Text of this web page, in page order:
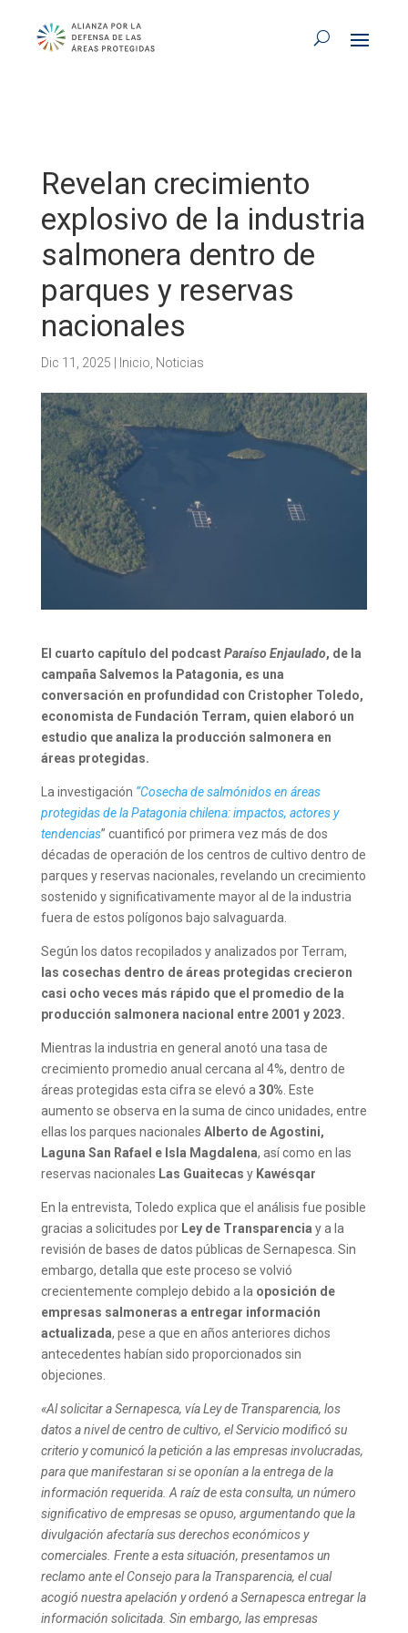
Revelan crecimiento
explosivo de la industria
salmonera dentro de
parques y reservas
nacionales
Dic 11, 2025 Inicio Noticias
El cuarto capítulo del podcastParaíso Enjaulado, de la
campaña Salvemos la Patagonia, es una
conversación en profundidad con Cristopher Toledo,
economista de Fundación Terram, quien elaboró un
estudio que analiza la producción salmonera en
áreas protegidas.
La investigación “Cosecha de salmónidos en áreas
protegidas de la Patagonia chilena: impactos, actores y
tendencias” cuantificó por primera vez más de dos
décadas de operación de los centros de cultivo dentro de
parques y reservas nacionales, revelando un crecimiento
sostenido y significativamente mayor al de la industria
fuera de estos polígonos bajo salvaguarda.
Según los datos recopilados y analizados por Terram,
las cosechas dentro de áreas protegidas crecieron
casi ocho veces más rápido que el promedio de la
producción salmonera nacional entre 2001 y 2023.
Mientras la industria en general anotó una tasa de
crecimiento promedio anual cercana al 4%, dentro de
áreas protegidas esta cifra se elevó a 30% . Este
aumento se observa en la suma de cinco unidades, entre
ellas los parques nacionales Alberto de Agostini,
Laguna San Rafael e Isla Magdalena, así como en las
reservas nacionales Las Guaitecas y Kawésqar
En la entrevista, Toledo explica que el análisis fue posible
gracias a solicitudes por Ley de Transparencia y a la
revisión de bases de datos públicas de Sernapesca. Sin
embargo, detalla que este proceso se volvió
crecientemente complejo debido a la oposición de
empresas salmoneras a entregar información
actualizada, pese a que en años anteriores dichos
antecedentes habían sido proporcionados sin
objeciones.
«Al solicitar a Sernapesca, vía Ley de Transparencia, los
datos a nivel de centro de cultivo, el Servicio modificó su
criterio y comunicó la petición a las empresas involucradas,
para que manifestaran si se oponían a la entrega de la
información requerida. A raíz de esta consulta, un número
significativo de empresas se opuso, argumentando que la
divulgación afectaría sus derechos económicos y
comerciales. Frente a esta situación, presentamos un
reclamo ante el Consejo para la Transparencia, el cual
acogió nuestra apelación y ordenó a Sernapesca entregar la
información solicitada. Sin embargo, las empresas